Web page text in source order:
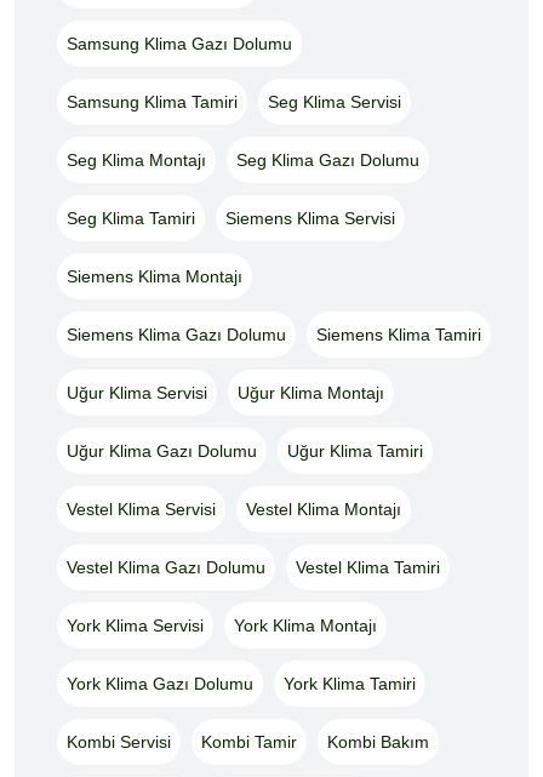
Samsung Klima Gazı Dolumu
Samsung Klima Tamiri Seg Klima Servisi
Seg Klima Montajı Seg Klima Gazı Dolumu
Seg Klima Tamiri Siemens Klima Servisi
Siemens Klima Montajı
Siemens Klima Gazı Dolumu Siemens Klima Tamiri
Uğur Klima Servisi Uğur Klima Montajı
Uğur Klima Gazı Dolumu Uğur Klima Tamiri
Vestel Klima Servisi Vestel Klima Montajı
Vestel Klima Gazı Dolumu Vestel Klima Tamiri
York Klima Servisi York Klima Montajı
York Klima Gazı Dolumu York Klima Tamiri
Kombi Servisi Kombi Tamir Kombi Bakım